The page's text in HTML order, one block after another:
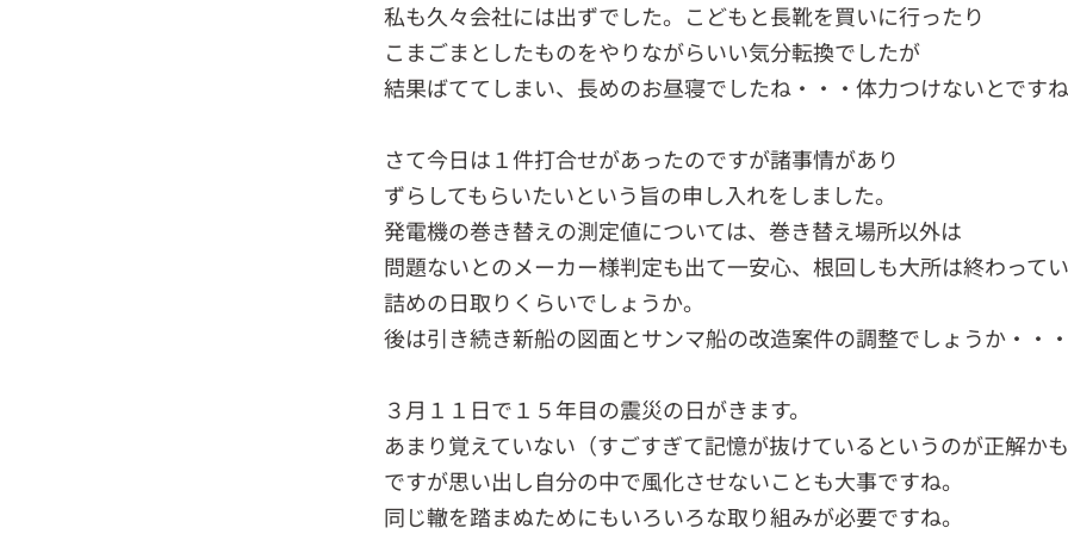
私も久々会社には出ずでした。こどもと長靴を買いに行ったり
こまごまとしたものをやりながらいい気分転換でしたが
結果ばててしまい、長めのお昼寝でしたね・・・体力つけないとですね
さて今日は１件打合せがあったのですが諸事情があり
ずらしてもらいたいという旨の申し入れをしました。
発電機の巻き替えの測定値については、巻き替え場所以外は
問題ないとのメーカー様判定も出て一安心、根回しも大所は終わって
詰めの日取りくらいでしょうか。
後は引き続き新船の図面とサンマ船の改造案件の調整でしょうか・・・
３月１１日で１５年目の震災の日がきます。
あまり覚えていない（すごすぎて記憶が抜けているというのが正解かも
ですが思い出し自分の中で風化させないことも大事ですね。
同じ轍を踏まぬためにもいろいろな取り組みが必要ですね。